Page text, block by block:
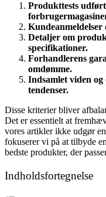
Produkttests
Detaljer om
specifikationer.
Forhandlerens
omdømme.
Indsamlet viden
tendenser.
Disse kriterier bliver
Det er essentielt at
vores artikler ikke udgør
fokuserer vi på at tilbyde
bedste produkter, der
Indholdsfortegnelse